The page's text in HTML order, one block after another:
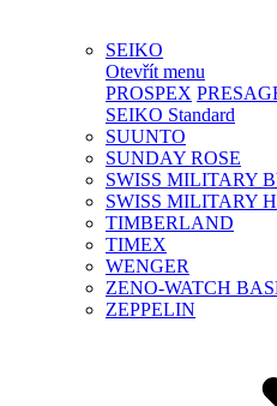
SEIKO
Otevřít menu
PROSPEX
SEIKO Standard
SUUNTO
SUNDAY ROSE
SWISS MILITARY
SWISS MILITARY
TIMBERLAND
TIMEX
WENGER
ZENO-WATCH
ZEPPELIN